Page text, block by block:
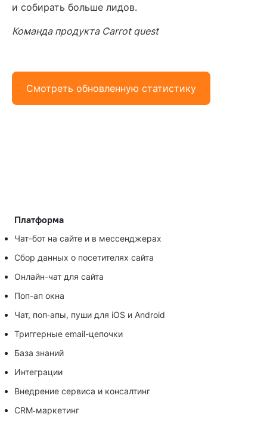
и собирать больше лидов.
Команда продукта Carrot quest
Смотреть обновленную статистику
Платформа
Чат-бот на сайте и в мессенджерах
Сбор данных о посетителях сайта
Онлайн-чат для сайта
Поп-ап окна
Чат, поп‑апы, пуши для iOS и Android
Триггерные email-цепочки
База знаний
Интеграции
Внедрение сервиса и консалтинг
CRM‑маркетинг